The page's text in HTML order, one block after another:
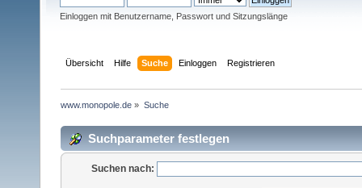
Einloggen mit Benutzername, Passwort und Sitzungslänge
Übersicht Hilfe Suche Einloggen Registrieren
www.monopole.de » Suche
Suchparameter festlegen
Suchen nach: